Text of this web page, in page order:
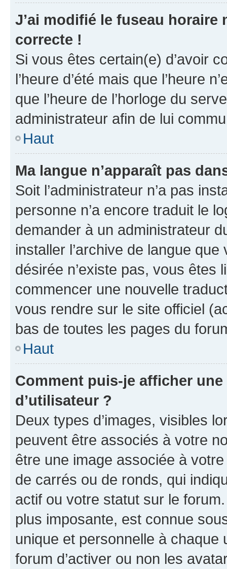
J’ai modifié le fuseau horaire
correcte !
Si vous êtes certain(e) d’avoir
l’heure d’été mais que l’heure
que l’heure de l’horloge du
administrateur afin de lui
Haut
Ma langue n’apparaît pas
Soit l’administrateur n’a pas
personne n’a encore traduit le
demander à un administrateur
installer l’archive de langue
désirée n’existe pas, vous êtes
commencer une nouvelle
vous rendre sur le site officiel
bas de toutes les pages du
Haut
Comment puis-je afficher
d’utilisateur ?
Deux types d’images, visibles
peuvent être associés à votre
être une image associée à
de carrés ou de ronds, qui
actif ou votre statut sur le
plus imposante, est connue
unique et personnelle à chaque
forum d’activer ou non les